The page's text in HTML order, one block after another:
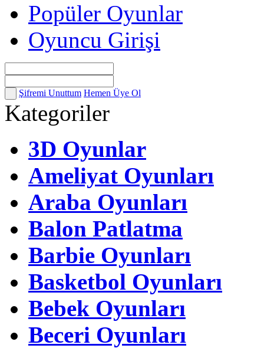
Popüler Oyunlar
Oyuncu Girişi
Şifremi Unuttum Hemen Üye Ol
Kategoriler
3D Oyunlar
Ameliyat Oyunları
Araba Oyunları
Balon Patlatma
Barbie Oyunları
Basketbol Oyunları
Bebek Oyunları
Beceri Oyunları